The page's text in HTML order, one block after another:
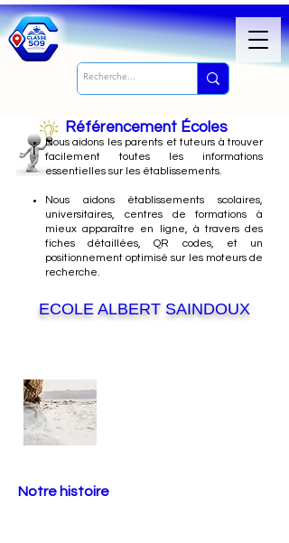
Référencement Écoles
Nousaidons les parents et tuteurs à trouver
facilement toutes les informations
essentielles sur les établissements.
Nous aidons établissements scolaires,
universitaires, centres de formations à
mieux apparaître en ligne, à travers des
fiches détaillées, QR codes, et un
positionnement optimisé sur les moteurs de
recherche.
ECOLE ALBERT SAINDOUX
Notre histoire